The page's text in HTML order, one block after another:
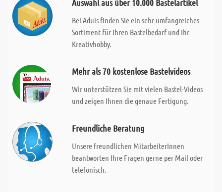
Auswahl aus über 10.000 Bastelartikel
Bei Aduis finden Sie ein sehr umfangreiches
Sortiment für Ihren Bastelbedarf und Ihr
Kreativhobby.
Mehr als 70 kostenlose Bastelvideos
Wir unterstützen Sie mit vielen Bastel-Videos
und zeigen Ihnen die genaue Fertigung.
Freundliche Beratung
Unsere freundlichen MitarbeiterInnen
beantworten Ihre Fragen gerne per Mail oder
telefonisch.